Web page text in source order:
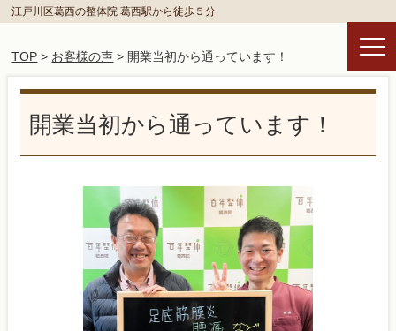
江戸川区葛西の整体院 葛西駅から徒歩５分
TOP > お客様の声 > 開業当初から通っています！
開業当初から通っています！